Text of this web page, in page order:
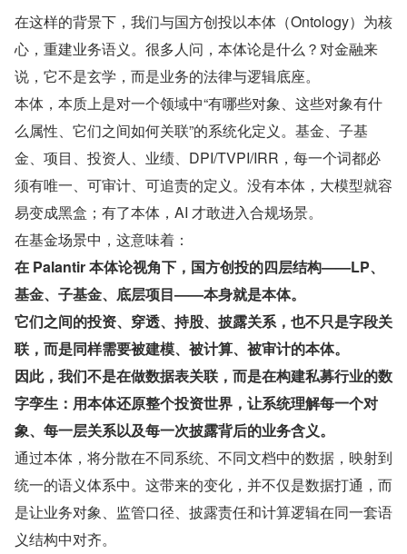
在这样的背景下，我们与国方创投以本体（Ontology）为核
心，重建业务语义。很多人问，本体论是什么？对金融来
说，它不是玄学，而是业务的法律与逻辑底座。
本体，本质上是对一个领域中“有哪些对象、这些对象有什
么属性、它们之间如何关联”的系统化定义。基金、子基
金、项目、投资人、业绩、DPI/TVPI/IRR，每一个词都必
须有唯一、可审计、可追责的定义。没有本体，大模型就容
易变成黑盒；有了本体，AI 才敢进入合规场景。
在基金场景中，这意味着：
在 Palantir 本体论视角下，国方创投的四层结构——LP、
基金、子基金、底层项目——本身就是本体。
它们之间的投资、穿透、持股、披露关系，也不只是字段关
联，而是同样需要被建模、被计算、被审计的本体。
因此，我们不是在做数据表关联，而是在构建私募行业的数
字孪生：用本体还原整个投资世界，让系统理解每一个对
象、每一层关系以及每一次披露背后的业务含义。
通过本体，将分散在不同系统、不同文档中的数据，映射到
统一的语义体系中。这带来的变化，并不仅是数据打通，而
是让业务对象、监管口径、披露责任和计算逻辑在同一套语
义结构中对齐。